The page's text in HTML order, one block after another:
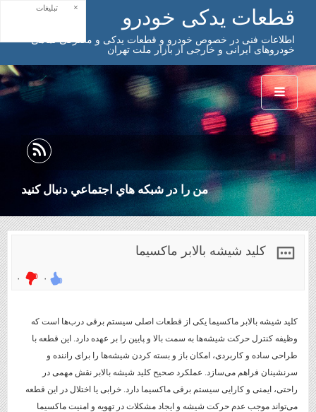
قطعات یدکی خودرو
اطلاعات فنی در خصوص خودرو و قطعات یدکی و مصرفی تمامی
خودروهای ایرانی و خارجی از بازار ملت تهران
من را در شبكه هاي اجتماعي دنبال كنيد
کلید شیشه بالابر ماکسیما
۰ ۰
کلید شیشه بالابر ماکسیما یکی از قطعات اصلی سیستم برقی درب‌ها است که
وظیفه کنترل حرکت شیشه‌ها به سمت بالا و پایین را بر عهده دارد. این قطعه با
طراحی ساده و کاربردی، امکان باز و بسته کردن شیشه‌ها را برای راننده و
سرنشینان فراهم می‌سازد. عملکرد صحیح کلید شیشه بالابر نقش مهمی در
راحتی، ایمنی و کارایی سیستم برقی ماکسیما دارد. خرابی یا اختلال در این قطعه
می‌تواند موجب عدم حرکت شیشه و ایجاد مشکلات در تهویه و امنیت ماکسیما
تبلیغات ×